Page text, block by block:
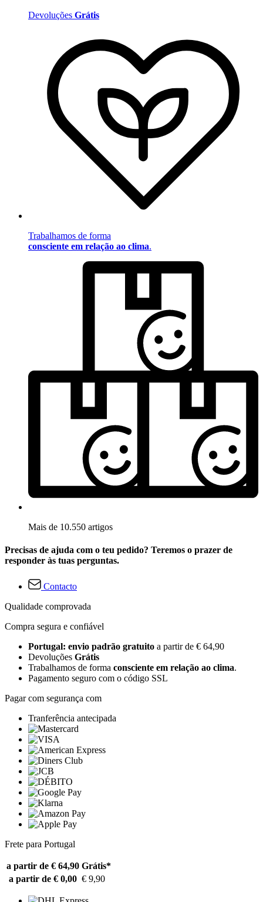
Devoluções Grátis
Trabalhamos de forma
consciente em relação ao clima.
Mais de 10.550 artigos
Precisas de ajuda com o teu pedido? Teremos o prazer de
responder às tuas perguntas.
Contacto
Qualidade comprovada
Compra segura e confiável
Portugal: envio padrão gratuito a partir de € 64,90
Devoluções Grátis
Trabalhamos de forma consciente em relação ao clima.
Pagamento seguro com o código SSL
Pagar com segurança com
Tranferência antecipada
Frete para Portugal
a partir de € 64,90 Grátis*
a partir de € 0,00 € 9,90